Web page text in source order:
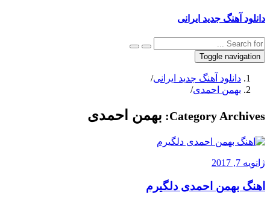
دانلود آهنگ جدید ایرانی
Toggle navigation
دانلود آهنگ جدید ایرانی/
بهمن احمدی/
Category Archives: بهمن احمدی
ژانویه 7, 2017
اهنگ بهمن احمدی دلگیرم